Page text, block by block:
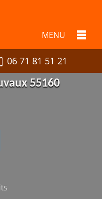
MENU
06 71 81 51 21
55160